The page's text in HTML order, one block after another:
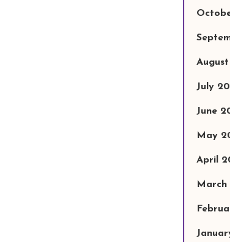
July
June
May
April
March